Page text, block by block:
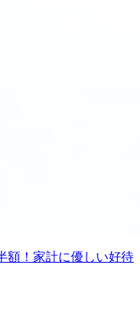
額！家計に優しい好待